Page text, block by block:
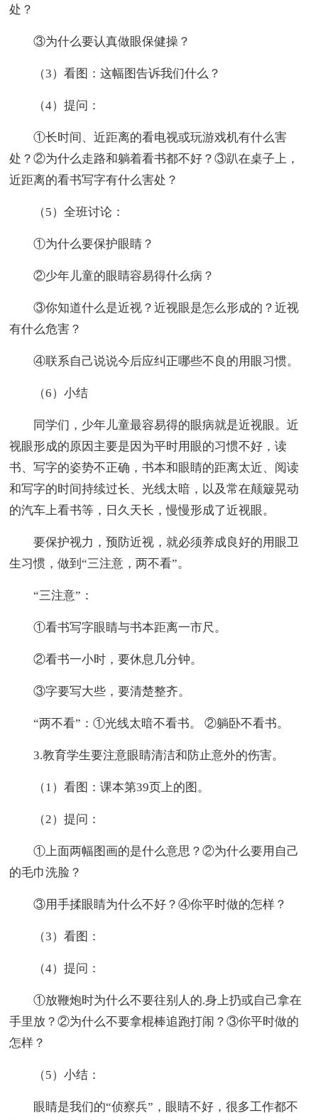
处？
③为什么要认真做眼保健操？
（3）看图：这幅图告诉我们什么？
（4）提问：
①长时间、近距离的看电视或玩游戏机有什么害
处？②为什么走路和躺着看书都不好？③趴在桌子上，
近距离的看书写字有什么害处？
（5）全班讨论：
①为什么要保护眼睛？
②少年儿童的眼睛容易得什么病？
③你知道什么是近视？近视眼是怎么形成的？近视
有什么危害？
④联系自己说说今后应纠正哪些不良的用眼习惯。
（6）小结
同学们，少年儿童最容易得的眼病就是近视眼。近
视眼形成的原因主要是因为平时用眼的习惯不好，读
书、写字的姿势不正确，书本和眼睛的距离太近、阅读
和写字的时间持续过长、光线太暗，以及常在颠簸晃动
的汽车上看书等，日久天长，慢慢形成了近视眼。
要保护视力，预防近视，就必须养成良好的用眼卫
生习惯，做到“三注意，两不看”。
“三注意”：
①看书写字眼睛与书本距离一市尺。
②看书一小时，要休息几分钟。
③字要写大些，要清楚整齐。
“两不看”：①光线太暗不看书。 ②躺卧不看书。
3.教育学生要注意眼睛清洁和防止意外的伤害。
（1）看图：课本第39页上的图。
（2）提问：
①上面两幅图画的是什么意思？②为什么要用自己
的毛巾洗脸？
③用手揉眼睛为什么不好？④你平时做的怎样？
（3）看图：
（4）提问：
①放鞭炮时为什么不要往别人的.身上扔或自己拿在
手里放？②为什么不要拿棍棒追跑打闹？③你平时做的
怎样？
（5）小结：
眼睛是我们的“侦察兵”，眼睛不好，很多工作都不